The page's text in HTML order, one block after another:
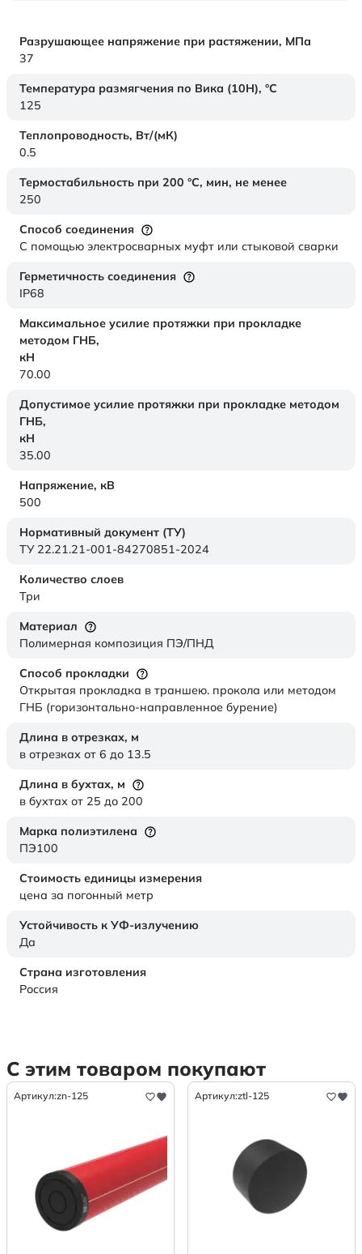
Разрушающее напряжение при растяжении, МПа
37
Температура размягчения по Вика (10Н), °C
125
Теплопроводность, Вт/(мК)
0.5
Термостабильность при 200 °С, мин, не менее
250
Способ соединения
С помощью электросварных муфт или стыковой сварки
Герметичность соединения
IP68
Максимальное усилие протяжки при прокладке
методом ГНБ,
кН
70.00
Допустимое усилие протяжки при прокладке методом
ГНБ,
кН
35.00
Напряжение, кВ
500
Нормативный документ (ТУ)
ТУ 22.21.21-001-84270851-2024
Количество слоев
Три
Материал
Полимерная композиция ПЭ/ПНД
Способ прокладки
Открытая прокладка в траншею. прокола или методом
ГНБ (горизонтально-направленное бурение)
Длина в отрезках, м
в отрезках от 6 до 13.5
Длина в бухтах, м
в бухтах от 25 до 200
Марка полиэтилена
ПЭ100
Стоимость единицы измерения
цена за погонный метр
Устойчивость к УФ-излучению
Да
Страна изготовления
Россия
С этим товаром покупают
Артикул:zn-125 Артикул:ztl-125